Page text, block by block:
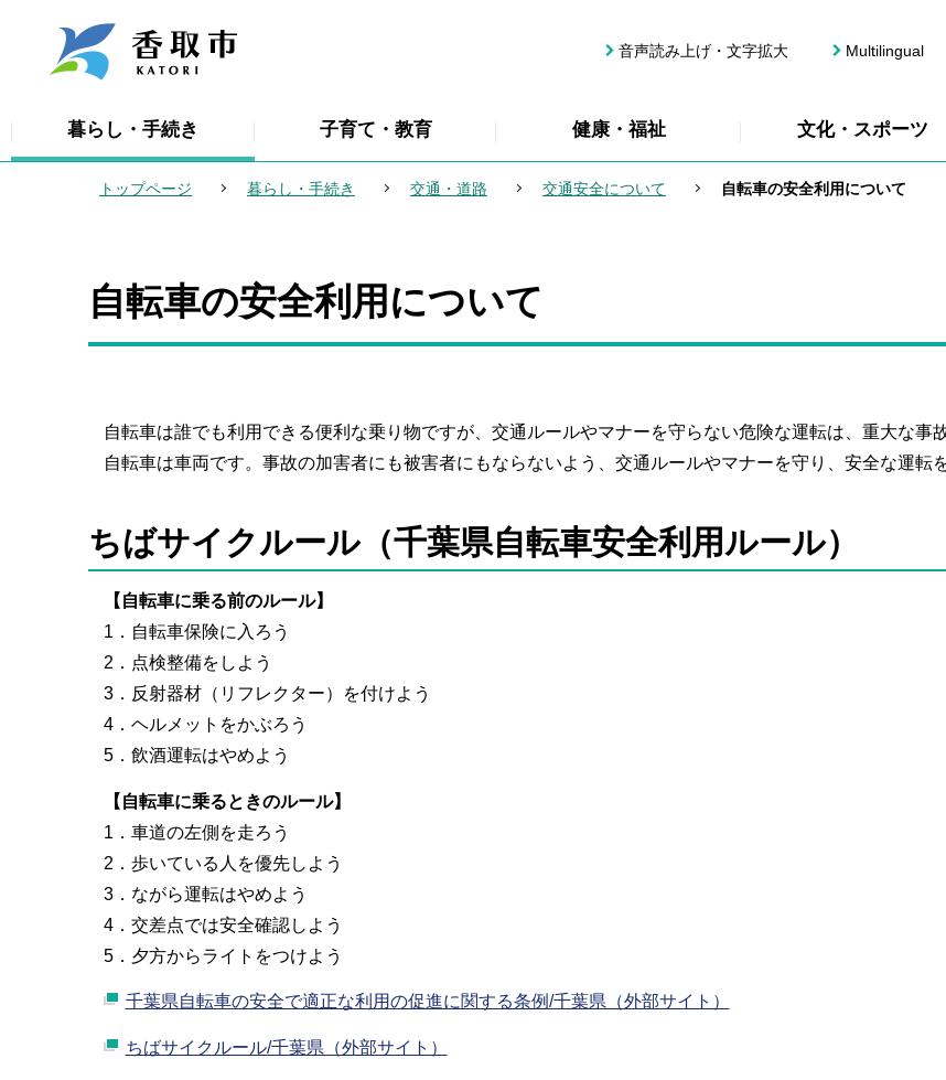
音声読み上げ・文字拡大 Multilingual
暮らし・手続き 子育て・教育 健康・福祉 文化・スポーツ
トップページ 暮らし・手続き 交通・道路 交通安全について 自転車の安全利用について
本
文
自転車の安全利用について
自転車は誰でも利用できる便利な乗り物ですが、交通ルールやマナーを守らない危険な運転は、重大な事
自転車は車両です。事故の加害者にも被害者にもならないよう、交通ルールやマナーを守り、安全な運転
ちばサイクルール（千葉県自転車安全利用ルール）
【自転車に乗る前のルール】
1．自転車保険に入ろう
2．点検整備をしよう
3．反射器材（リフレクター）を付けよう
4．ヘルメットをかぶろう
5．飲酒運転はやめよう
【自転車に乗るときのルール】
1．車道の左側を走ろう
2．歩いている人を優先しよう
3．ながら運転はやめよう
4．交差点では安全確認しよう
5．夕方からライトをつけよう
千葉県自転車の安全で適正な利用の促進に関する条例/千葉県（外部サイト）
ちばサイクルール/千葉県（外部サイト）